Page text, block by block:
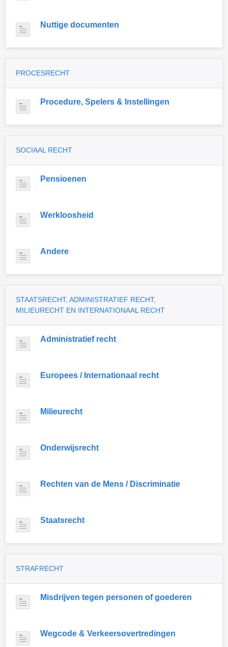
Nuttige documenten
PROCESRECHT
Procedure, Spelers & Instellingen
SOCIAAL RECHT
Pensioenen
Werkloosheid
Andere
STAATSRECHT, ADMINISTRATIEF RECHT,
MILIEURECHT EN INTERNATIONAAL RECHT
Administratief recht
Europees / Internationaal recht
Milieurecht
Onderwijsrecht
Rechten van de Mens / Discriminatie
Staatsrecht
STRAFRECHT
Misdrijven tegen personen of goederen
Wegcode & Verkeersovertredingen